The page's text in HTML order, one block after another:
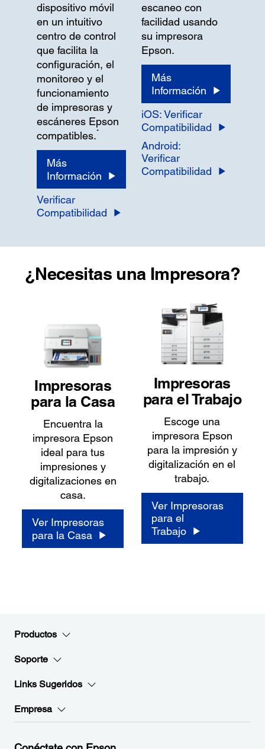
dispositivo móvil
en un intuitivo
centro de control
que facilita la
configuración, el
monitoreo y el
funcionamiento
de impresoras y
escáneres Epson
compatibles.*
Más
Información
Verificar
Compatibilidad
escaneo con
facilidad usando
su impresora
Epson.
Más
Información
iOS: Verificar
Compatibilidad
Android:
Verificar
Compatibilidad
¿Necesitas una Impresora?
Impresoras
para la Casa
Encuentra la
impresora Epson
ideal para tus
impresiones y
digitalizaciones en
casa.
Ver Impresoras
para la Casa
Impresoras
para el Trabajo
Escoge una
impresora Epson
para la impresión y
digitalización en el
trabajo.
Ver Impresoras
para el
Trabajo
Productos
Soporte
Links Sugeridos
Empresa